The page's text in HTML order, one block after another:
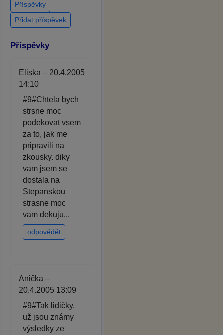
Příspěvky
Přidat příspěvek
Příspěvky
Eliska – 20.4.2005
14:10
#9#Chtela bych
strsne moc
podekovat vsem
za to, jak me
pripravili na
zkousky. diky
vam jsem se
dostala na
Stepanskou
strasne moc
vam dekuju...
odpovědět
Anička –
20.4.2005 13:09
#9#Tak lidičky,
už jsou známy
výsledky ze